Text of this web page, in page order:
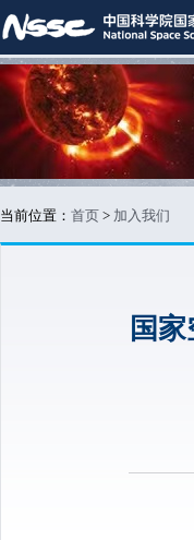
当前位置： 首页 > 加入我们
国